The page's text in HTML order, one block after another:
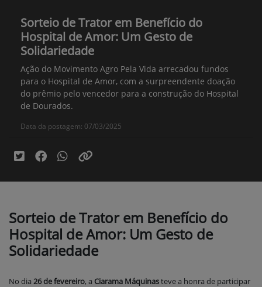
Sorteio de Trator em Benefício do
Hospital de Amor: Um Gesto de
Solidariedade
Ação do Movimento Agro Pela Vida arrecadou fundos
para o Hospital de Amor, com a surpreendente doação
do prêmio pelo vencedor para a construção do Hospital
de Dourados.
Data da postagem: 07/03/2025
Sorteio de Trator em Benefício do
Hospital de Amor: Um Gesto de
Solidariedade
No dia 26 de fevereiro, a Ciarama Máquinasteve a honra de participar